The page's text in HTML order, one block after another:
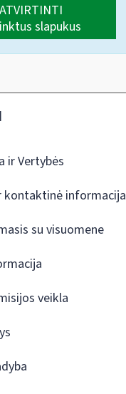
slapukus
ir Vertybės
kontaktinė informacija
su visuomene
veikla